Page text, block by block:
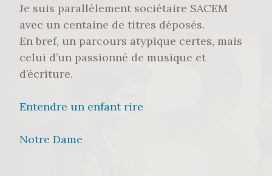
Je suis parallèlement sociétaire SACEM
avec un centaine de titres déposés.
En bref, un parcours atypique certes, mais
celui d’un passionné de musique et
d’écriture.
Entendre un enfant rire
Notre Dame